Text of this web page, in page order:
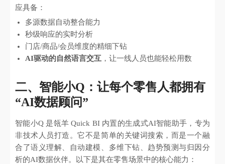
应具备：
多源数据自动整合能力
秒级响应的实时分析
门店/商品/会员维度的精细下钻
AI驱动的自然语言交互 ，让一线人员也能轻松用数
二、智能小Q：让每个零售人都拥有
“AI数据顾问”
智能小Q 是瓴羊 Quick BI 内置的生成式AI智能助手，专为
非技术人员打造。它不是简单的关键词搜索，而是一个融
合了语义理解、自动建模、多维下钻、趋势预测与归因分
析的AI数据伙伴。以下是其在零售场景中的核心能力：